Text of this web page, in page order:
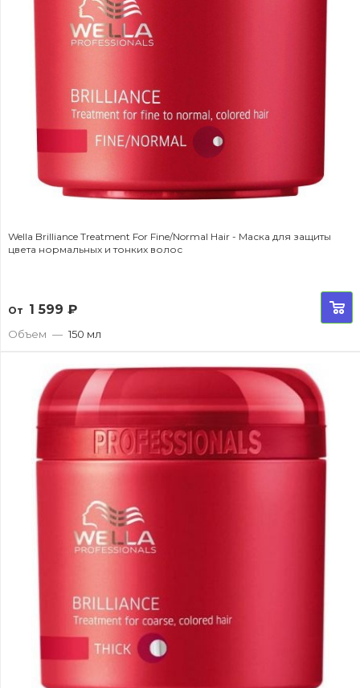
Wella Brilliance Treatment For Fine/Normal Hair - Маска для защиты
цвета нормальных и тонких волос
От 1 599 ₽
Объем — 150 мл